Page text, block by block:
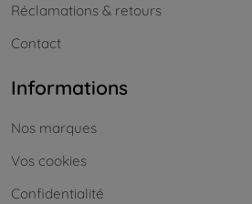
Réclamations & retours
Contact
Informations
Nos marques
Vos cookies
Confidentialité